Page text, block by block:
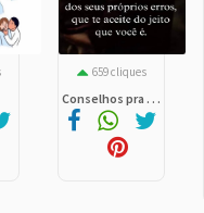
659 cliques
Conselhos pra . . .